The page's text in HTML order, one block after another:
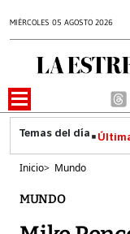
MIÉRCOLES 05 AGOSTO 2026
Inicio> Mundo
MUNDO